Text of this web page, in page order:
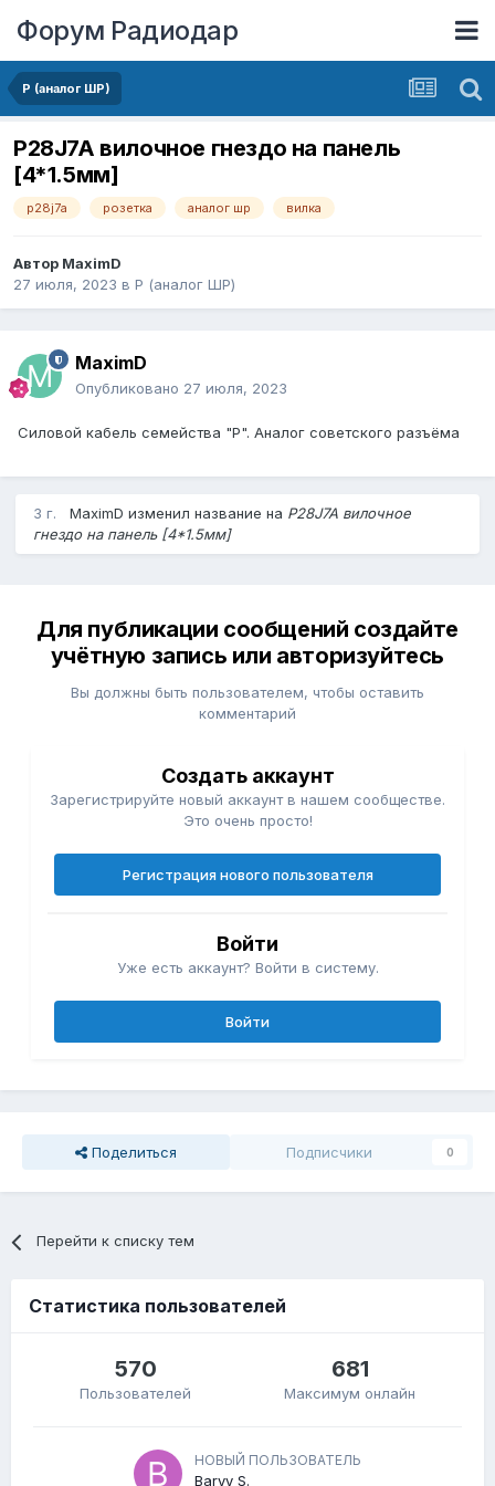
Форум Радиодар
P (аналог ШР)
P28J7A вилочное гнездо на панель
[4*1.5мм]
p28j7a розетка аналог шр вилка
Автор MaximD
27 июля, 2023 в P (аналог ШР)
MaximD
Опубликовано 27 июля, 2023
Силовой кабель семейства "P". Аналог советского разъёма
3 г. MaximD изменил название на P28J7A вилочное
гнездо на панель [4*1.5мм]
Для публикации сообщений создайте
учётную запись или авторизуйтесь
Вы должны быть пользователем, чтобы оставить
комментарий
Создать аккаунт
Зарегистрируйте новый аккаунт в нашем сообществе.
Это очень просто!
Регистрация нового пользователя
Войти
Уже есть аккаунт? Войти в систему.
Войти
Поделиться Подписчики 0
Перейти к списку тем
Статистика пользователей
570
Пользователей
681
Максимум онлайн
НОВЫЙ ПОЛЬЗОВАТЕЛЬ
Baryy S.